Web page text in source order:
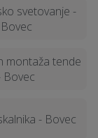
svetovanje -
Bovec
montaža tende
Bovec
- Bovec